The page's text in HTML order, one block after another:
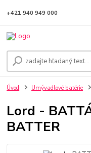
+421 940 949 000
Úvod Umývadlové batérie
Lord -
BATTER